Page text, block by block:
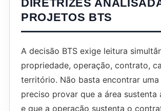
DIRETRIZES
PROJETOS BTS
A decisão BTS exige leitura
propriedade, operação, contrato,
território. Não basta encontrar uma
preciso provar que a área sustenta
e que a operação sustenta o